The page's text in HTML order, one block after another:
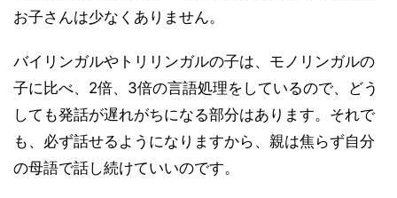
お子さんは少なくありません。
バイリンガルやトリリンガルの子は、モノリンガルの
子に比べ、2倍、3倍の言語処理をしているので、どう
しても発話が遅れがちになる部分はあります。それで
も、必ず話せるようになりますから、親は焦らず自分
の母語で話し続けていいのです。